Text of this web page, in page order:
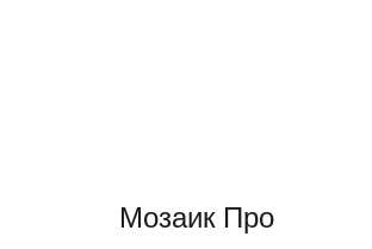
Мозаик Про